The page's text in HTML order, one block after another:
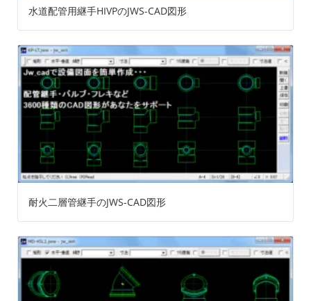
水道配管用継手HIVPのJWS-CAD図形
耐火二層管継手のJWS-CAD図形